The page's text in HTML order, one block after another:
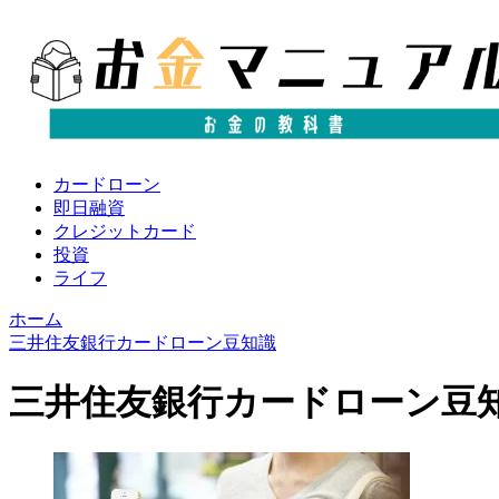
カードローン
即日融資
クレジットカード
投資
ライフ
ホーム
三井住友銀行カードローン豆知識
三井住友銀行カードローン豆